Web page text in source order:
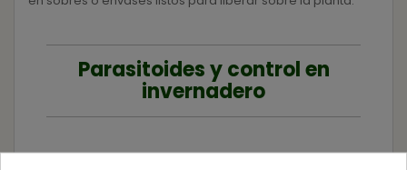
Parasitoides y control en
invernadero